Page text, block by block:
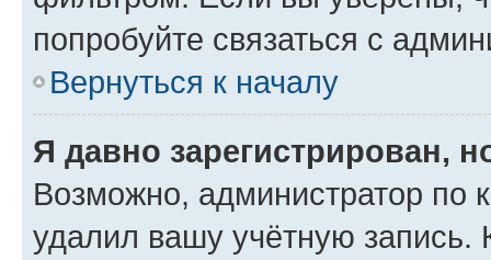
попробуйте связаться с
Вернуться к началу
Я давно зарегистрирован,
Возможно, администратор по
удалил вашу учётную запись.